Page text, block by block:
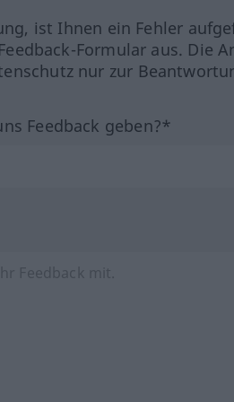
ist Ihnen ein Fehler
Formular aus. Die
nur zur
Feedback geben?*